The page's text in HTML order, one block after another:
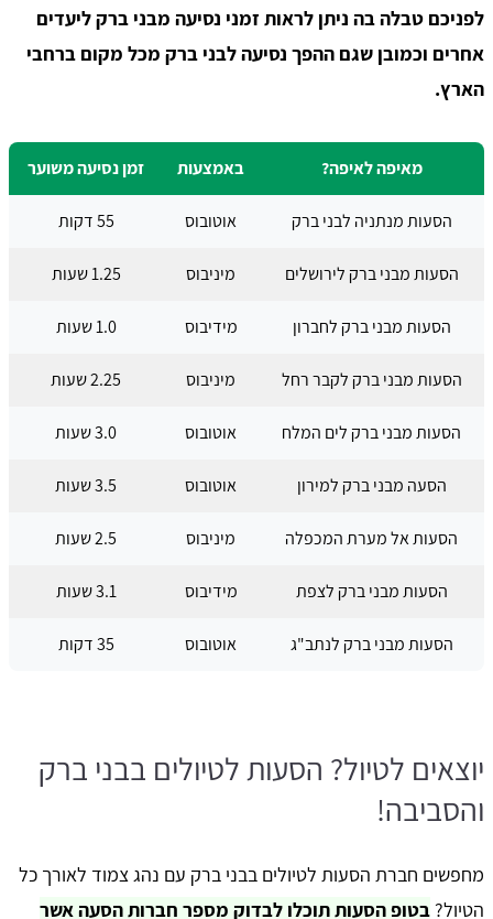
לפניכם טבלה בה ניתן לראות זמני נסיעה מבני ברק ליעדים
אחרים וכמובן שגם ההפך נסיעה לבני ברק מכל מקום ברחבי
הארץ.
מאיפה לאיפה? באמצעות זמן נסיעה משוער
הסעות מנתניה לבני ברק אוטובוס 55 דקות
הסעות מבני ברק לירושלים מיניבוס 1.25 שעות
הסעות מבני ברק לחברון מידיבוס 1.0 שעות
הסעות מבני ברק לקבר רחל מיניבוס 2.25 שעות
הסעות מבני ברק לים המלח אוטובוס 3.0 שעות
הסעה מבני ברק למירון אוטובוס 3.5 שעות
הסעות אל מערת המכפלה מיניבוס 2.5 שעות
הסעות מבני ברק לצפת מידיבוס 3.1 שעות
הסעות מבני ברק לנתב"ג אוטובוס 35 דקות
יוצאים לטיול? הסעות לטיולים בבני ברק
והסביבה!
מחפשים חברת הסעות לטיולים בבני ברק עם נהג צמוד לאורך כל
הטיול? בטופ הסעות תוכלו לבדוק מספר חברות הסעה אשר